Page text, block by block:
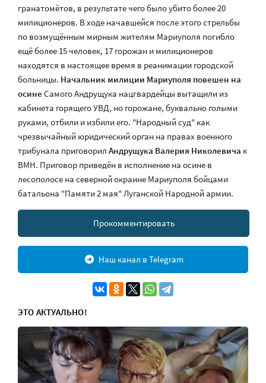
гранатомётов, в результате чего было убито более 20
милиционеров. В ходе начавшейся после этого стрельбы
по возмущённым мирным жителям Мариуполя погибло
ещё более 15 человек, 17 горожан и милиционеров
находятся в настоящее время в реанимации городской
больницы. Начальник милиции Мариуполя повешен на
осине Самого Андрущука нацгвардейцы вытащили из
кабинета горящего УВД, но горожане, буквально голыми
руками, отбили и избили его. "Народный суд" как
чрезвычайный юридический орган на правах военного
трибунала приговорил Андрущука Валерия Николевича к
ВМН. Приговор приведён в исполнение на осине в
лесополосе на северной окраине Мариуполя бойцами
батальона "Памяти 2 мая" Луганской Народной армии.
Прокомментировать
Наш канал в Telegram
ЭТО АКТУАЛЬНО!